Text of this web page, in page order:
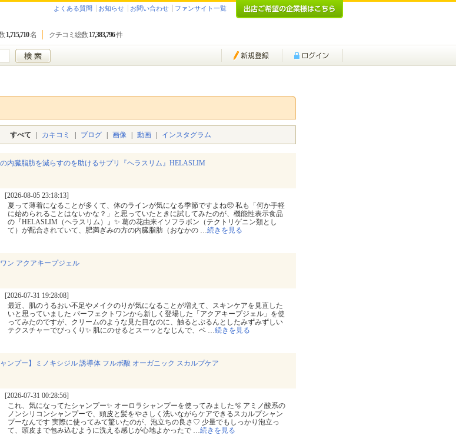
よくある質問 お知らせ お問い合わせ ファンサイト一覧
1,715,710名 クチコミ総数 17,383,796件
すべて カキコミ ブログ 画像 動画 インスタグラム
内臓脂肪を減らすのを助けるサプリ『ヘラスリム』HELASLIM
[2026-08-05 23:18:13]
夏って薄着になることが多くて、体のラインが気になる季節ですよね🥺 私も「何か手軽
に始められることはないかな？」と思っていたときに試してみたのが、機能性表示食品
の『HELASLIM（ヘラスリム）』✨ 葛の花由来イソフラボン（テクトリゲニン類とし
て）が配合されていて、肥満ぎみの方の内臓脂肪（おなかの …続きを見る
ン アクアキープジェル
[2026-07-31 19:28:08]
最近、肌のうるおい不足やメイクのりが気になることが増えて、スキンケアを見直した
いと思っていました パーフェクトワンから新しく登場した「アクアキープジェル」を使
ってみたのですが、クリームのような見た目なのに、触るとぷるんとしたみずみずしい
テクスチャーでびっくり✨ 肌にのせるとスーッとなじんで、ベ …続きを見る
ャンプー】ミノキシジル 誘導体 フルボ酸 オーガニック スカルプケア
[2026-07-31 00:28:56]
これ、気になってたシャンプー✨ オーロラシャンプーを使ってみました🫧 アミノ酸系の
ノンシリコンシャンプーで、頭皮と髪をやさしく洗いながらケアできるスカルプシャン
プーなんです 実際に使ってみて驚いたのが、泡立ちの良さ♡ 少量でもしっかり泡立っ
て、頭皮まで包み込むように洗える感じが心地よかったで …続きを見る